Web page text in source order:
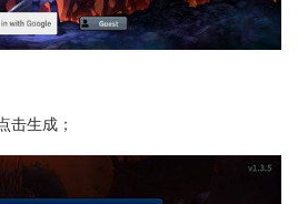
击生成；